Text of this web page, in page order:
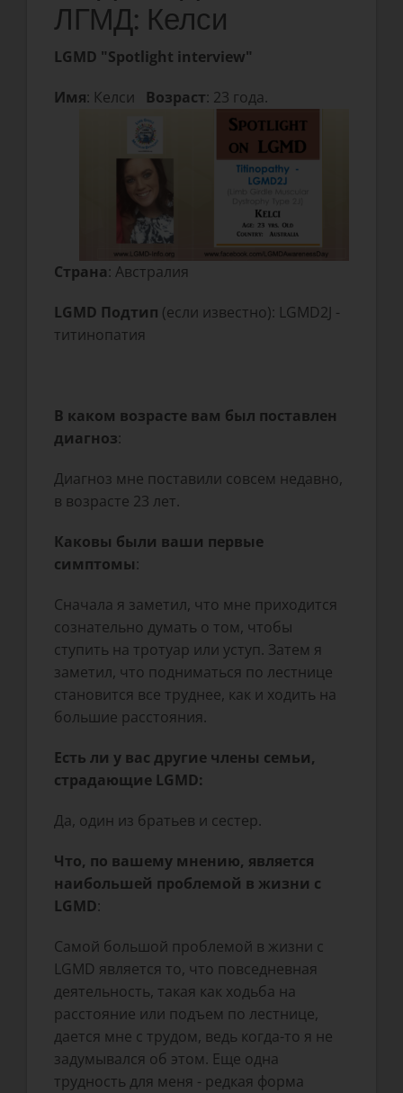
ЛГМД: Келси
LGMD "Spotlight interview"
Имя: Келси Возраст: 23 года.
Страна: Австралия
LGMD Подтип (если известно): LGMD2J -
титинопатия
В каком возрасте вам был поставлен
диагноз:
Диагноз мне поставили совсем недавно,
в возрасте 23 лет.
Каковы были ваши первые
симптомы:
Сначала я заметил, что мне приходится
сознательно думать о том, чтобы
ступить на тротуар или уступ. Затем я
заметил, что подниматься по лестнице
становится все труднее, как и ходить на
большие расстояния.
Есть ли у вас другие члены семьи,
страдающие LGMD:
Да, один из братьев и сестер.
Что, по вашему мнению, является
наибольшей проблемой в жизни с
LGMD:
Самой большой проблемой в жизни с
LGMD является то, что повседневная
деятельность, такая как ходьба на
расстояние или подъем по лестнице,
дается мне с трудом, ведь когда-то я не
задумывался об этом. Еще одна
трудность для меня - редкая форма